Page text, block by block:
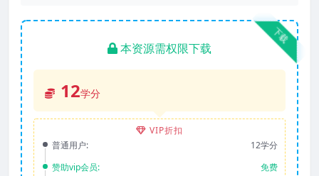
下载
本资源需权限下载
12学分
VIP折扣
普通用户:
12学分
赞助vip会员:
免费